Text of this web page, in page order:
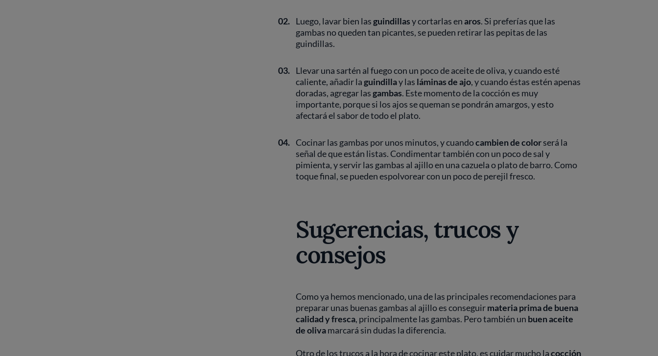
02. Luego, lavar bien lasguindillasy cortarlas enaros. Si preferías que las
gambas no queden tan picantes, se pueden retirar las pepitas de las
guindillas.
03. Llevar una sartén al fuego con un poco de aceite de oliva, y cuando esté
caliente, añadir laguindillay las láminas de ajo, y cuando éstas estén apenas
doradas, agregar lasgambas. Este momento de la cocción es muy
importante, porque si los ajos se queman se pondrán amargos, y esto
afectará el sabor de todo el plato.
04. Cocinar las gambas por unos minutos, y cuandocambien de colorserá la
señal de que están listas. Condimentar también con un poco de sal y
pimienta, y servir las gambas al ajillo en una cazuela o plato de barro. Como
toque final, se pueden espolvorear con un poco de perejil fresco.
Sugerencias, trucos y
consejos
Como ya hemos mencionado, una de las principales recomendaciones para
preparar unas buenas gambas al ajillo es conseguirmateria prima de buena
calidad y fresca, principalmente las gambas. Pero también un buen aceite
de olivamarcará sin dudas la diferencia.
Otro de los trucos a la hora de cocinar este plato, es cuidar mucho lacocción